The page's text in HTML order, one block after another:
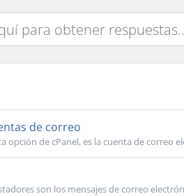
de correo
opción de cPanel, es la cuenta de correo
son los mensajes de correo